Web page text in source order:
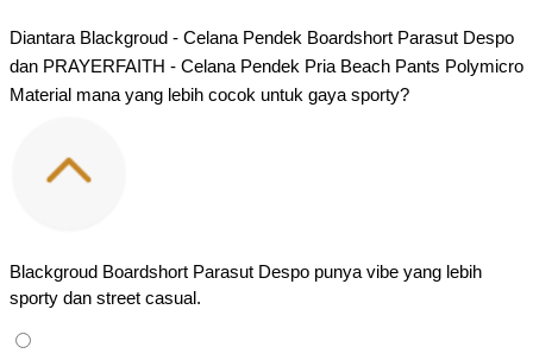
Diantara Blackgroud - Celana Pendek Boardshort Parasut Despo
dan PRAYERFAITH - Celana Pendek Pria Beach Pants Polymicro
Material mana yang lebih cocok untuk gaya sporty?
Blackgroud Boardshort Parasut Despo punya vibe yang lebih
sporty dan street casual.